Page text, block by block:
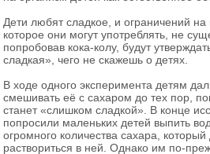
Дети любят сладкое, и ограничений на
которое они могут употреблять, не
попробовав кока-колу, будут
сладкая», чего не скажешь о детях.
В ходе одного эксперимента детям
смешивать её с сахаром до тех пор,
станет «слишком сладкой». В конце
попросили маленьких детей выпить
огромного количества сахара,
раствориться в ней. Однако им по-